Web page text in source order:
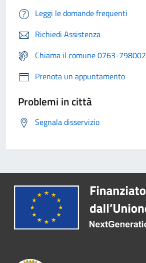
Leggi le domande frequenti
Richiedi Assistenza
Chiama il comune 0763-798002
Prenota un appuntamento
Problemi in città
Segnala disservizio